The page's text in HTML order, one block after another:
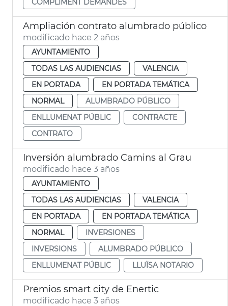
Ampliación contrato alumbrado público
modificado hace 2 años
AYUNTAMIENTO
TODAS LAS AUDIENCIAS
VALENCIA
EN PORTADA
EN PORTADA TEMÁTICA
NORMAL
ALUMBRADO PÚBLICO
ENLLUMENAT PÚBLIC
CONTRACTE
CONTRATO
Inversión alumbrado Camins al Grau
modificado hace 3 años
AYUNTAMIENTO
TODAS LAS AUDIENCIAS
VALENCIA
EN PORTADA
EN PORTADA TEMÁTICA
NORMAL
INVERSIONES
INVERSIONS
ALUMBRADO PÚBLICO
ENLLUMENAT PÚBLIC
LLUÏSA NOTARIO
Premios smart city de Enertic
modificado hace 3 años